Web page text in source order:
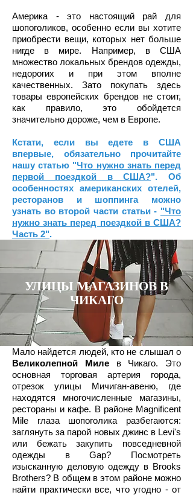
Америка - это настоящий рай для
шопоголиков, особенно если вы хотите
приобрести вещи, которых нет больше
нигде в мире. Например, в США
множество локальных брендов одежды,
недорогих и при этом вполне
качественных. Зато покупать здесь
товары европейских брендов не стоит,
как правило, это обойдется
значительно дороже, чем в Европе.
Кстати, если вы едете в США
впервые, обязательно прочитайте
нашу статью "Что нужно знать перед
первой поездкой в США?". Об
особенностях американских отелей,
ресторанов и шоппинга можно
узнать во второй части статьи - "Что
нужно знать перед поездкой в США?
Часть 2".
УЛИЦЫ МАГАЗИНОВ В
ЧИКАГО
Мало найдется людей, кто не слышал о
Великолепной Милев Чикаго. Это
основная торговая артерия города,
отрезок улицы Мичиган-авеню, где
находятся многочисленные магазины,
рестораны и кафе. В районе Magnificent
Mile глаза шопоголика разбегаются:
заглянуть за парой новых джинс в Levi's
или бежать закупить повседневной
одежды в Gap? Посмотреть
изысканную деловую одежду в Brooks
Brothers? В общем в этом районе можно
найти практически все, что угодно - от